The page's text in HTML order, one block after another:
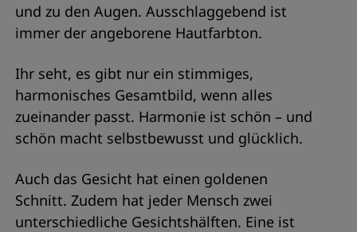
und zu den Augen. Ausschlaggebend ist
immer der angeborene Hautfarbton.
Ihr seht, es gibt nur ein stimmiges,
harmonisches Gesamtbild, wenn alles
zueinander passt. Harmonie ist schön – und
schön macht selbstbewusst und glücklich.
Auch das Gesicht hat einen goldenen
Schnitt. Zudem hat jeder Mensch zwei
unterschiedliche Gesichtshälften. Eine ist